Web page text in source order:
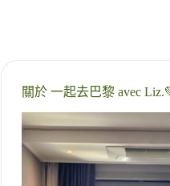
關於 一起去巴黎 avec